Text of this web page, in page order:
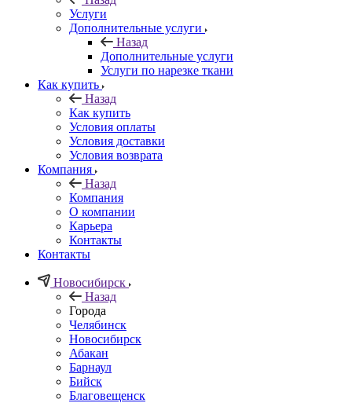
Услуги
Дополнительные услуги
Назад
Дополнительные услуги
Услуги по нарезке ткани
Как купить
Назад
Как купить
Условия оплаты
Условия доставки
Условия возврата
Компания
Назад
Компания
О компании
Карьера
Контакты
Контакты
Новосибирск
Назад
Города
Челябинск
Новосибирск
Абакан
Барнаул
Бийск
Благовещенск